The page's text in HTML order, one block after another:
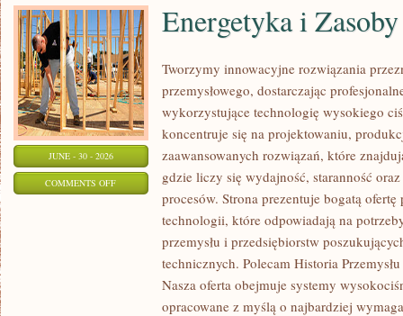
JUNE - 30 - 2026
COMMENTS OFFON
ENERGETYKA
Energetyka i Zasoby
Tworzymy innowacyjne rozwiązania
przemysłowego, dostarczając
wykorzystujące technologię wysokiego
koncentruje się na projektowaniu,
zaawansowanych rozwiązań, które
gdzie liczy się wydajność, staranność
procesów. Strona prezentuje bogatą ofertę
technologii, które odpowiadają na
przemysłu i przedsiębiorstw
technicznych. Polecam Historia
Nasza oferta obejmuje systemy
opracowane z myślą o najbardziej